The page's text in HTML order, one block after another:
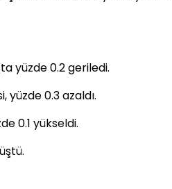
yüzde 0.2 geriledi.
yüzde 0.3 azaldı.
0.1 yükseldi.